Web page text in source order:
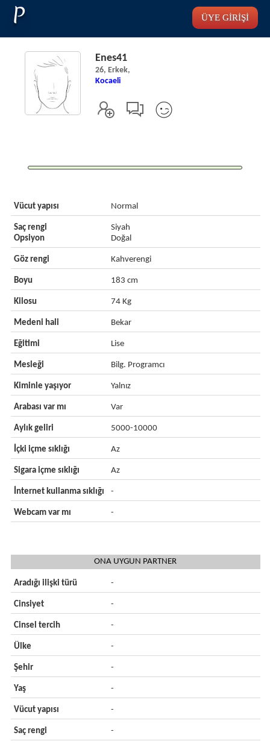
P ÜYE GİRİŞİ
Enes41
26, Erkek,
Kocaeli
Vücut yapısı Normal
Saç rengi
Opsiyon
Siyah
Doğal
Göz rengi Kahverengi
Boyu 183 cm
Kilosu 74 Kg
Medeni hali Bekar
Eğitimi Lise
Mesleği Bilg. Programcı
Kiminle yaşıyor Yalnız
Arabası var mı Var
Aylık geliri 5000-10000
İçki içme sıklığı Az
Sigara içme sıklığı Az
İnternet kullanma sıklığı -
Webcam var mı -
ONA UYGUN PARTNER
Aradığı ilişki türü -
Cinsiyet -
Cinsel tercih -
Ülke -
Şehir -
Yaş -
Vücut yapısı -
Saç rengi -